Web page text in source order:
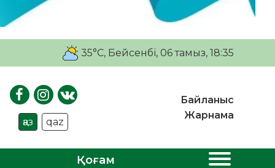
35°C, Бейсенбі, 06 тамыз, 18:35
қаз qaz
Байланыс
Жарнама
Қоғам